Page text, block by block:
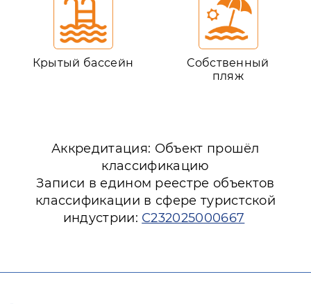
Крытый бассейн
Собственный
пляж
Аккредитация: Объект прошёл
классификацию
Записи в едином реестре объектов
классификации в сфере туристской
индустрии: С232025000667